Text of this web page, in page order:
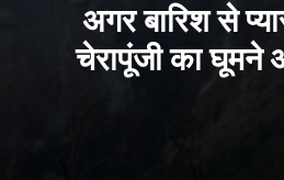
अगर बारिश से
चेरापूंजी का घूमने